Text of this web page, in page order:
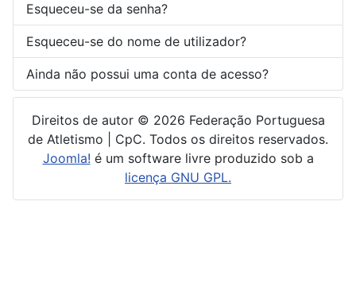
Esqueceu-se da senha?
Esqueceu-se do nome de utilizador?
Ainda não possui uma conta de acesso?
Direitos de autor © 2026 Federação Portuguesa
de Atletismo | CpC. Todos os direitos reservados.
Joomla! é um software livre produzido sob a
licença GNU GPL.